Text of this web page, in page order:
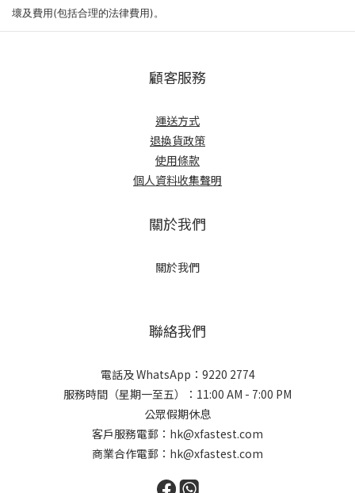
壞及費用(包括合理的法律費用)。
顧客服務
運送方式
退換貨政策
使用條款
個人資料收集聲明
關於我們
關於我們
聯絡我們
電話及 WhatsApp：9220 2774
服務時間（星期一至五）：11:00 AM - 7:00 PM
公眾假期休息
客戶服務電郵：hk@xfastest.com
商業合作電郵：hk@xfastest.com